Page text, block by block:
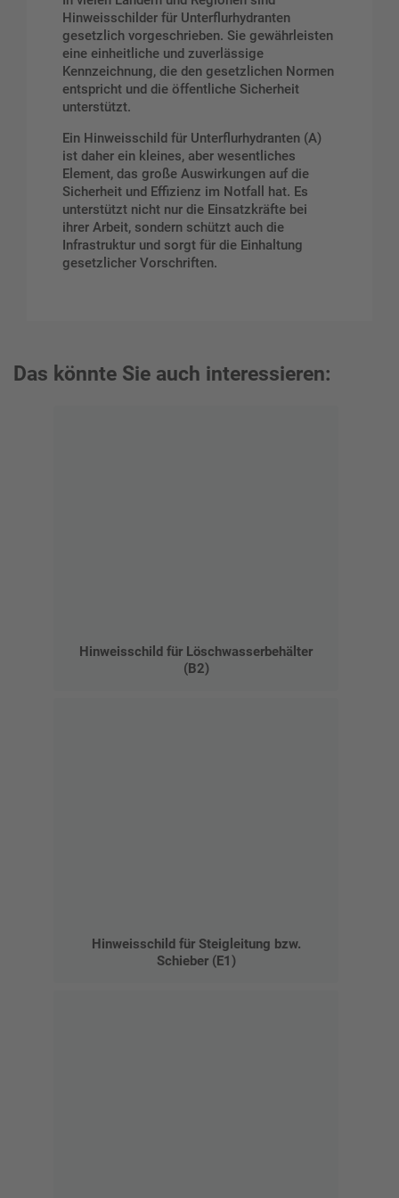
Hinweisschilder für Unterflurhydranten
gesetzlich vorgeschrieben. Sie gewährleisten
eine einheitliche und zuverlässige
Kennzeichnung, die den gesetzlichen Normen
entspricht und die öffentliche Sicherheit
unterstützt.
Ein Hinweisschild für Unterflurhydranten (A)
ist daher ein kleines, aber wesentliches
Element, das große Auswirkungen auf die
Sicherheit und Effizienz im Notfall hat. Es
unterstützt nicht nur die Einsatzkräfte bei
ihrer Arbeit, sondern schützt auch die
Infrastruktur und sorgt für die Einhaltung
gesetzlicher Vorschriften.
Das könnte Sie auch interessieren:
Hinweisschild für Löschwasserbehälter
(B2)
Hinweisschild für Steigleitung bzw.
Schieber (E1)